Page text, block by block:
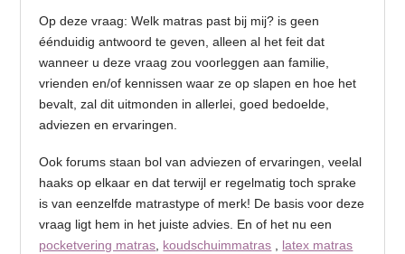
Op deze vraag: Welk matras past bij mij? is geen
éénduidig antwoord te geven, alleen al het feit dat
wanneer u deze vraag zou voorleggen aan familie,
vrienden en/of kennissen waar ze op slapen en hoe het
bevalt, zal dit uitmonden in allerlei, goed bedoelde,
adviezen en ervaringen.
Ook forums staan bol van adviezen of ervaringen, veelal
haaks op elkaar en dat terwijl er regelmatig toch sprake
is van eenzelfde matrastype of merk! De basis voor deze
vraag ligt hem in het juiste advies. En of het nu een
pocketvering matras, koudschuimmatras , latex matras